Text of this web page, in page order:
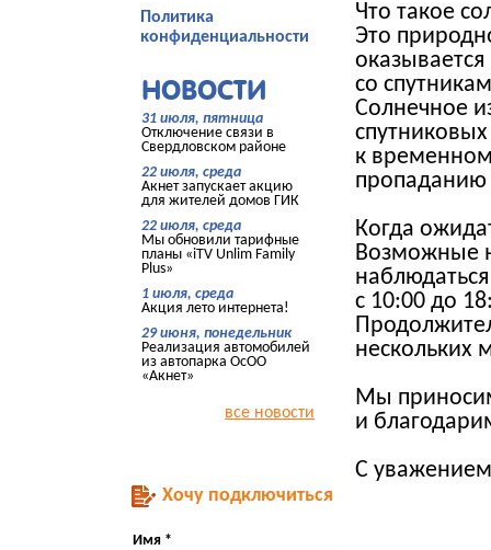
Политика
конфиденциальности
НОВОСТИ
31 июля, пятница
Отключение связи в
Свердловском районе
22 июля, среда
Акнет запускает акцию
для жителей домов ГИК
22 июля, среда
Мы обновили тарифные
планы «iTV Unlim Family
Plus»
1 июля, среда
Акция лето интернета!
29 июня, понедельник
Реализация автомобилей
из автопарка ОсОО
«Акнет»
все новости
Хочу подключиться
Имя *
Что такое
Это
со
Солнечное
к
пропаданию
Когда
Возможные
с 10:00 до
нескольких
Мы
и
С